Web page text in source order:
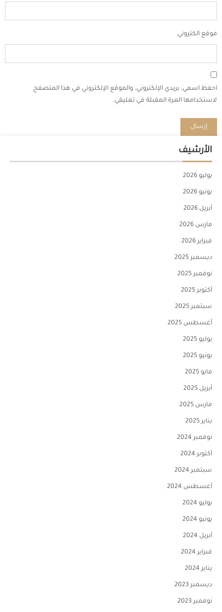
موقع الكتروني
احفظ اسمي، بريدي الإلكتروني، والموقع الإلكتروني في هذا المتصفح
لاستخدامها المرة المقبلة في تعليقي.
الأرشيف
يوليو 2026
يونيو 2026
أبريل 2026
مارس 2026
فبراير 2026
ديسمبر 2025
نوفمبر 2025
أكتوبر 2025
سبتمبر 2025
أغسطس 2025
يوليو 2025
يونيو 2025
مايو 2025
أبريل 2025
مارس 2025
يناير 2025
نوفمبر 2024
أكتوبر 2024
سبتمبر 2024
أغسطس 2024
يوليو 2024
يونيو 2024
أبريل 2024
فبراير 2024
يناير 2024
ديسمبر 2023
نوفمبر 2023